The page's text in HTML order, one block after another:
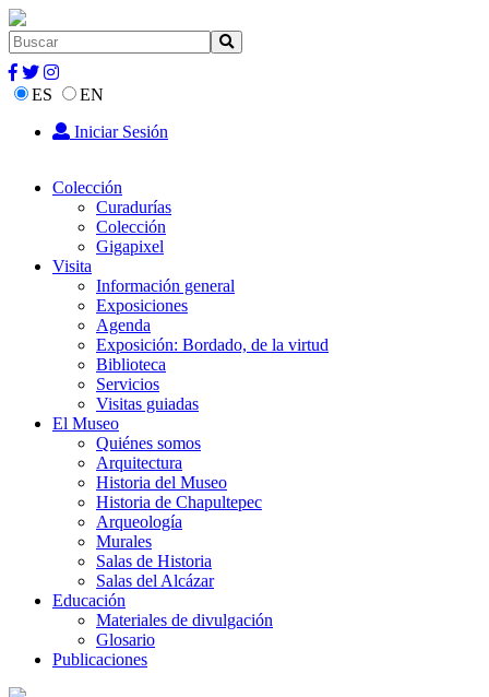
ES
EN
Iniciar Sesión
Colección
Curadurías
Colección
Gigapixel
Visita
Información general
Exposiciones
Agenda
Exposición: Bordado, de la virtud
Biblioteca
Servicios
Visitas guiadas
El Museo
Quiénes somos
Arquitectura
Historia del Museo
Historia de Chapultepec
Arqueología
Murales
Salas de Historia
Salas del Alcázar
Educación
Materiales de divulgación
Glosario
Publicaciones